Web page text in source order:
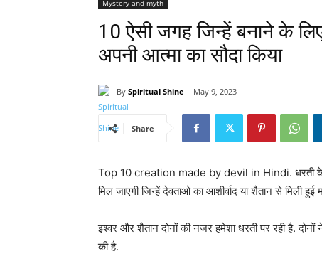
Mystery and myth
10 ऐसी जगह जिन्हें बनाने के
अपनी आत्मा का सौदा किया
By Spiritual Shine May 9, 2023
Share
Top 10 creation made by devil in Hindi. धरती
मिल जाएगी जिन्हें देवताओ का आशीर्वाद या शैतान से मिली
इश्वर और शैतान दोनों की नजर हमेशा धरती पर रही है.
की है.